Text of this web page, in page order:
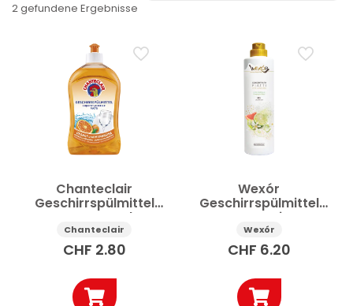
Haushaltsreinigung & -pflege
Geschirrspülen
Geschirrspülmittel für die Maschine
Hand-Geschirrspülmittel
✕
2 gefundene Ergebnisse
Chanteclair
Geschirrspülmittel
Orange und
Mandarine 500 ml
Chanteclair
CHF 2.80
Wexór
Geschirrspülmittel
Konzentrat Limette
und Grapefruit 750
ml
Wexór
CHF 6.20